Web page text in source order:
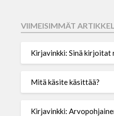
VIIMEISIMMÄT
Kirjavinkki: Sinä kirjoitat
Mitä käsite käsittää?
Kirjavinkki: